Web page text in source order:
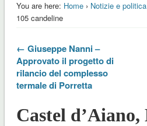
You are here: Home› Notizie e politica
105 candeline
← Giuseppe Nanni –
Approvato il progetto di
rilancio del complesso
termale di Porretta
Castel